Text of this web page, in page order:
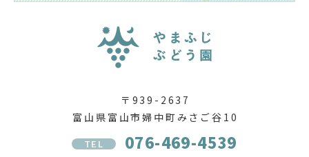
〒939-2637
富山県富山市婦中町みさご谷10
TEL 076-469-4539